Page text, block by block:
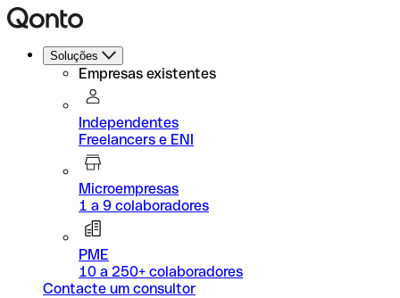
Soluções
Empresas existentes
Independentes
Freelancers e ENI
Microempresas
1 a 9 colaboradores
PME
10 a 250+ colaboradores
Contacte um consultor